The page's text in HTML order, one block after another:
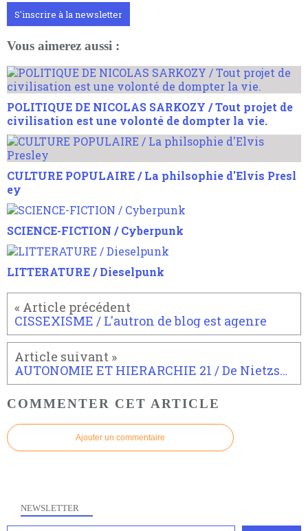
S'inscrire à la newsletter
Vous aimerez aussi :
POLITIQUE DE NICOLAS SARKOZY / Tout projet de
civilisation est une volonté de dompter la vie.
CULTURE POPULAIRE / La philsophie d'Elvis Presl
ey
SCIENCE-FICTION / Cyberpunk
LITTERATURE / Dieselpunk
CISSEXISME / L'autron de blog est agenre
AUTONOMIE ET HIERARCHIE 21 / De Nietzsche à Kant : l’autonomie en Procès
COMMENTER CET ARTICLE
Ajouter un commentaire
NEWSLETTER